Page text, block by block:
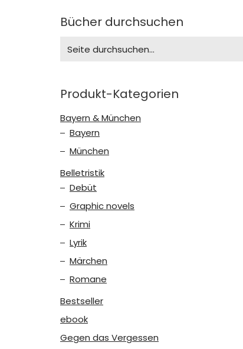
Bücher durchsuchen
for:
Produkt-Kategorien
Bayern & München
Bayern
München
Belletristik
Debüt
Graphic novels
Krimi
Lyrik
Märchen
Romane
Bestseller
ebook
Gegen das Vergessen